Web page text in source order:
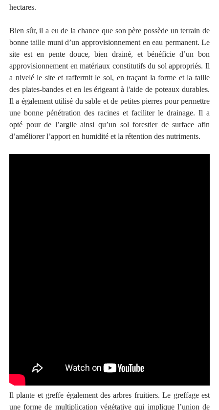
hectares.
Bien sûr, il a eu de la chance que son père possède un terrain de
bonne taille muni d’un approvisionnement en eau permanent. Le
site est en pente douce, bien drainé, et bénéficie d’un bon
approvisionnement en matériaux constitutifs du sol appropriés. Il
a nivelé le site et raffermit le sol, en traçant la forme et la taille
des plates-bandes et en les érigeant à l'aide de poteaux durables.
Il a également utilisé du sable et de petites pierres pour permettre
une bonne pénétration des racines et faciliter le drainage. Il a
opté pour de l’argile ainsi qu’un sol forestier de surface afin
d’améliorer l’apport en humidité et la rétention des nutriments.
Il plante et greffe également des arbres fruitiers. Le greffage est
une forme de multiplication végétative qui implique l’union de